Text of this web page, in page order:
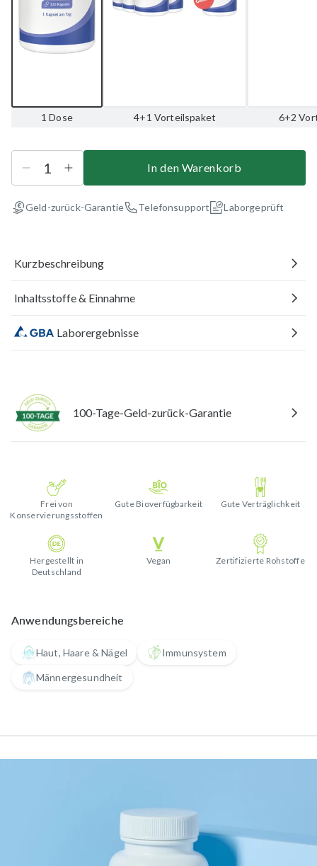
1 Dose 4+1 Vorteilspaket 6+2
In den Warenkorb
Geld-zurück-Garantie Telefonsupport Laborgeprüft
Kurzbeschreibung
Inhaltsstoffe & Einnahme
Laborergebnisse
100-Tage-Geld-zurück-Garantie
Frei von
Konservierungsstoffen
Gute Bioverfügbarkeit Gute Verträglichkeit
Hergestellt in
Deutschland
Vegan Zertifizierte Rohstoffe
Anwendungsbereiche
Haut, Haare & Nägel Immunsystem
Männergesundheit